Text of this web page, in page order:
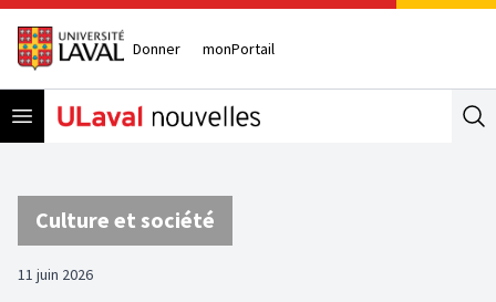
Donner monPortail
Open menu
Culture et société
11 juin 2026